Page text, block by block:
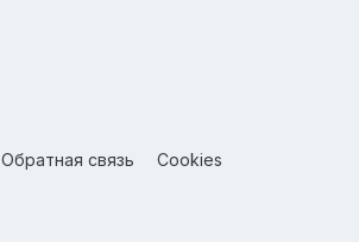
Обратная связь
Cookies